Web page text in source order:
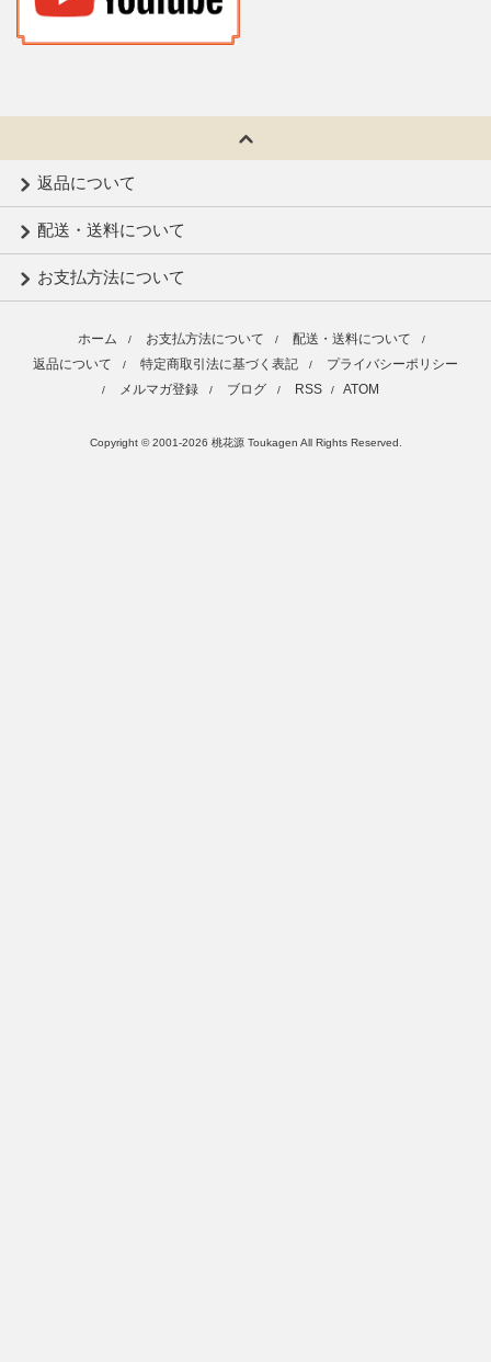
返品について
配送・送料について
お支払方法について
ホーム / お支払方法について / 配送・送料について /
返品について / 特定商取引法に基づく表記 / プライバシーポリシー
/ メルマガ登録 / ブログ / RSS / ATOM
Copyright © 2001-2026 桃花源 Toukagen All Rights Reserved.